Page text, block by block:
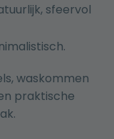
sfeervol
waskommen
praktische